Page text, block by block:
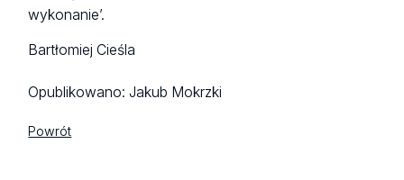
wykonanie’.
Bartłomiej Cieśla
Opublikowano:Jakub Mokrzki
Powrót